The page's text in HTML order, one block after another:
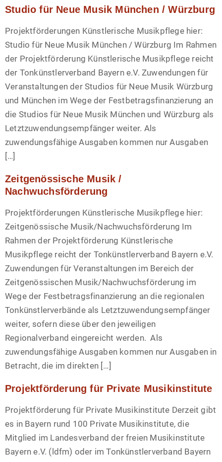
Studio für Neue Musik München / Würzburg
Projektförderungen Künstlerische Musikpflege hier:
Studio für Neue Musik München / Würzburg Im Rahmen
der Projektförderung Künstlerische Musikpflege reicht
der Tonkünstlerverband Bayern e.V. Zuwendungen für
Veranstaltungen der Studios für Neue Musik Würzburg
und München im Wege der Festbetragsfinanzierung an
die Studios für Neue Musik München und Würzburg als
Letztzuwendungsempfänger weiter. Als
zuwendungsfähige Ausgaben kommen nur Ausgaben
[…]
Zeitgenössische Musik /
Nachwuchsförderung
Projektförderungen Künstlerische Musikpflege hier:
Zeitgenössische Musik/Nachwuchsförderung Im
Rahmen der Projektförderung Künstlerische
Musikpflege reicht der Tonkünstlerverband Bayern e.V.
Zuwendungen für Veranstaltungen im Bereich der
Zeitgenössischen Musik/Nachwuchsförderung im
Wege der Festbetragsfinanzierung an die regionalen
Tonkünstlerverbände als Letztzuwendungsempfänger
weiter, sofern diese über den jeweiligen
Regionalverband eingereicht werden. Als
zuwendungsfähige Ausgaben kommen nur Ausgaben in
Betracht, die im direkten […]
Projektförderung für Private Musikinstitute
Projektförderung für Private Musikinstitute Derzeit gibt
es in Bayern rund 100 Private Musikinstitute, die
Mitglied im Landesverband der freien Musikinstitute
Bayern e.V. (ldfm) oder im Tonkünstlerverband Bayern